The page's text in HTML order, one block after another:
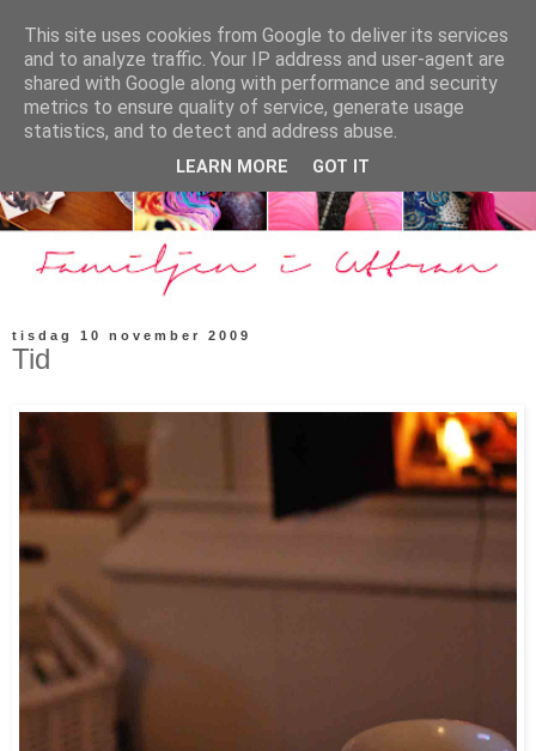
tisdag 10 november 2009
Tid
This site uses cookies from Google to deliver its services
and to analyze traffic. Your IP address and user-agent are
shared with Google along with performance and security
metrics to ensure quality of service, generate usage
statistics, and to detect and address abuse.
LEARN MORE GOT IT